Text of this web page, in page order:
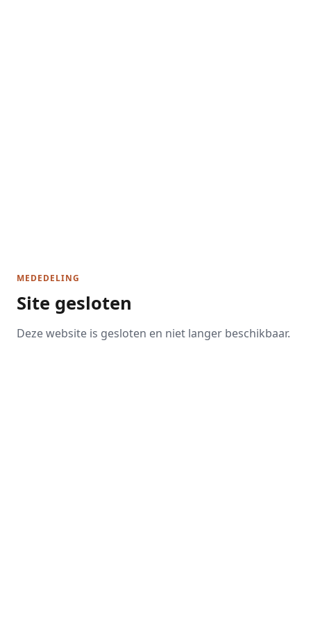
MEDEDELING
Site gesloten
Deze website is gesloten en niet langer beschikbaar.